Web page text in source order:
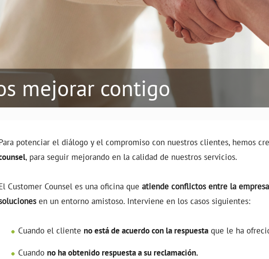
mejorar contigo
potenciar el diálogo y el compromiso con nuestros clientes, hemos
, para seguir mejorando en la calidad de nuestros servicios.
Customer Counsel es una oficina que atiende conflictos entre la
en un entorno amistoso. Interviene en los casos siguientes:
Cuando el cliente no está de acuerdo con la respuesta que le ha
Cuando no ha obtenido respuesta a su reclamación.